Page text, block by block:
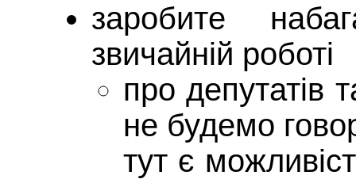
заробите
звичайній роботі
про депутатів
не будемо
тут є